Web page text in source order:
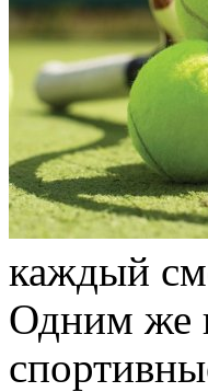
каждый
Одним же